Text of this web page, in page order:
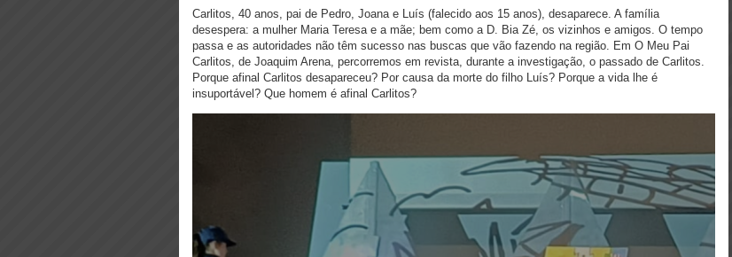
Carlitos, 40 anos, pai de Pedro, Joana e Luís (falecido aos 15 anos), desaparece. A família
desespera: a mulher Maria Teresa e a mãe; bem como a D. Bia Zé, os vizinhos e amigos. O tempo
passa e as autoridades não têm sucesso nas buscas que vão fazendo na região. Em O Meu Pai
Carlitos, de Joaquim Arena, percorremos em revista, durante a investigação, o passado de Carlitos.
Porque afinal Carlitos desapareceu? Por causa da morte do filho Luís? Porque a vida lhe é
insuportável? Que homem é afinal Carlitos?